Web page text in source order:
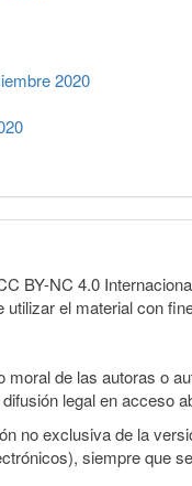
2020
BY-NC 4.0
el material con
moral de las autoras o
legal en acceso
no exclusiva de la
siempre que